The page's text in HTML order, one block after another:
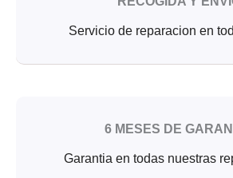
Servicio de reparacion en
6 MESES DE
Garantia en todas nuestras